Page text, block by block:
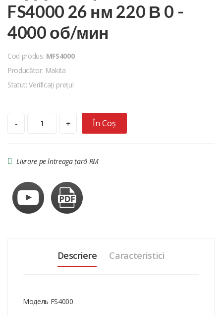
FS4000 26 нм 220 В 0 -
4000 об/мин
Cod produs: MFS4000
Producător: Makita
Statut: Verificați prețul
- + În Coș
Livrare pe întreaga țară RM
Descriere Caracteristici
Модель FS4000